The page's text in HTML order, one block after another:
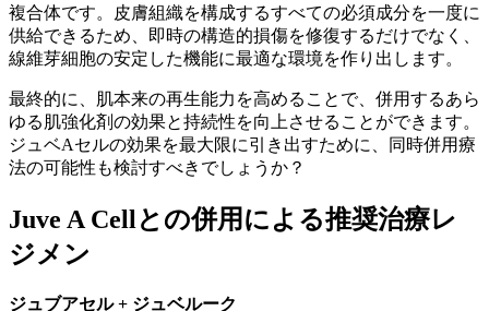
複合体です。皮膚組織を構成するすべての必須成分を一度に
供給できるため、即時の構造的損傷を修復するだけでなく、
線維芽細胞の安定した機能に最適な環境を作り出します。
最終的に、肌本来の再生能力を高めることで、併用するあら
ゆる肌強化剤の効果と持続性を向上させることができます。
ジュベAセルの効果を最大限に引き出すために、同時併用療
法の可能性も検討すべきでしょうか？
Juve A Cellとの併用による推奨治療レ
ジメン
ジュブアセル + ジュベルーク